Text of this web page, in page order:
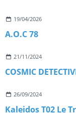
19/04/2026
A.O.C 78
21/11/2024
COSMIC
26/09/2024
Kaleidos T02 Le